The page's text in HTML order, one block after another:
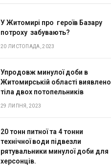
У Житомирі про героїв Базару
потроху забувають?
20 ЛИСТОПАДА, 2023
Упродовж минулої доби в
Житомирській області виявлено
тіла двох потопельників
29 ЛИПНЯ, 2023
20 тонн питної та 4 тонни
технічної води підвезли
рятувальники минулої доби для
херсонців.